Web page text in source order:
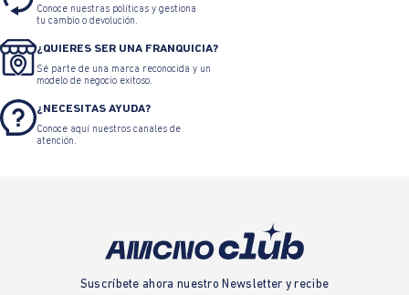
Conoce nuestras políticas y gestiona
tu cambio o devolución.
¿QUIERES SER UNA FRANQUICIA?
Sé parte de una marca reconocida y un
modelo de negocio exitoso.
¿NECESITAS AYUDA?
Conoce aquí nuestros canales de
atención.
Suscríbete ahora nuestro Newsletter y recibe